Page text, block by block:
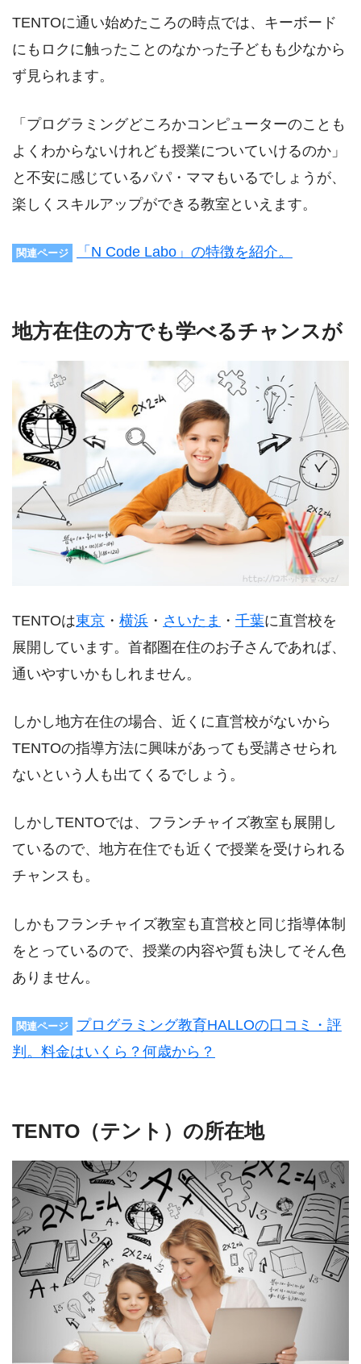
TENTOに通い始めたころの時点では、キーボード
にもロクに触ったことのなかった子どもも少なから
ず見られます。
「プログラミングどころかコンピューターのことも
よくわからないけれども授業についていけるのか」
と不安に感じているパパ・ママもいるでしょうが、
楽しくスキルアップができる教室といえます。
関連ページ 「N Code Labo」の特徴を紹介。
地方在住の方でも学べるチャンスが
TENTOは東京 ・ 横浜 ・ さいたま ・ 千葉に直営校を
展開しています。首都圏在住のお子さんであれば、
通いやすいかもしれません。
しかし地方在住の場合、近くに直営校がないから
TENTOの指導方法に興味があっても受講させられ
ないという人も出てくるでしょう。
しかしTENTOでは、フランチャイズ教室も展開し
ているので、地方在住でも近くで授業を受けられる
チャンスも。
しかもフランチャイズ教室も直営校と同じ指導体制
をとっているので、授業の内容や質も決してそん色
ありません。
関連ページ
プログラミング教育HALLOの口コミ・評
判。料金はいくら？何歳から？
TENTO（テント）の所在地